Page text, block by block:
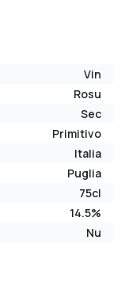
Vin
Rosu
Sec
Primitivo
Italia
Puglia
75cl
14.5%
Nu